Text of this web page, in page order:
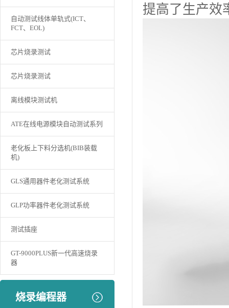
自动测试线体单轨式(ICT、
FCT、EOL)
芯片烧录测试
芯片烧录测试
离线模块测试机
ATE在线电源模块自动测试系列
老化板上下料分选机(BIB装载
机)
GLS通用器件老化测试系统
GLP功率器件老化测试系统
测试插座
GT-9000PLUS新一代高速烧录
器
烧录编程器
提高了生产效